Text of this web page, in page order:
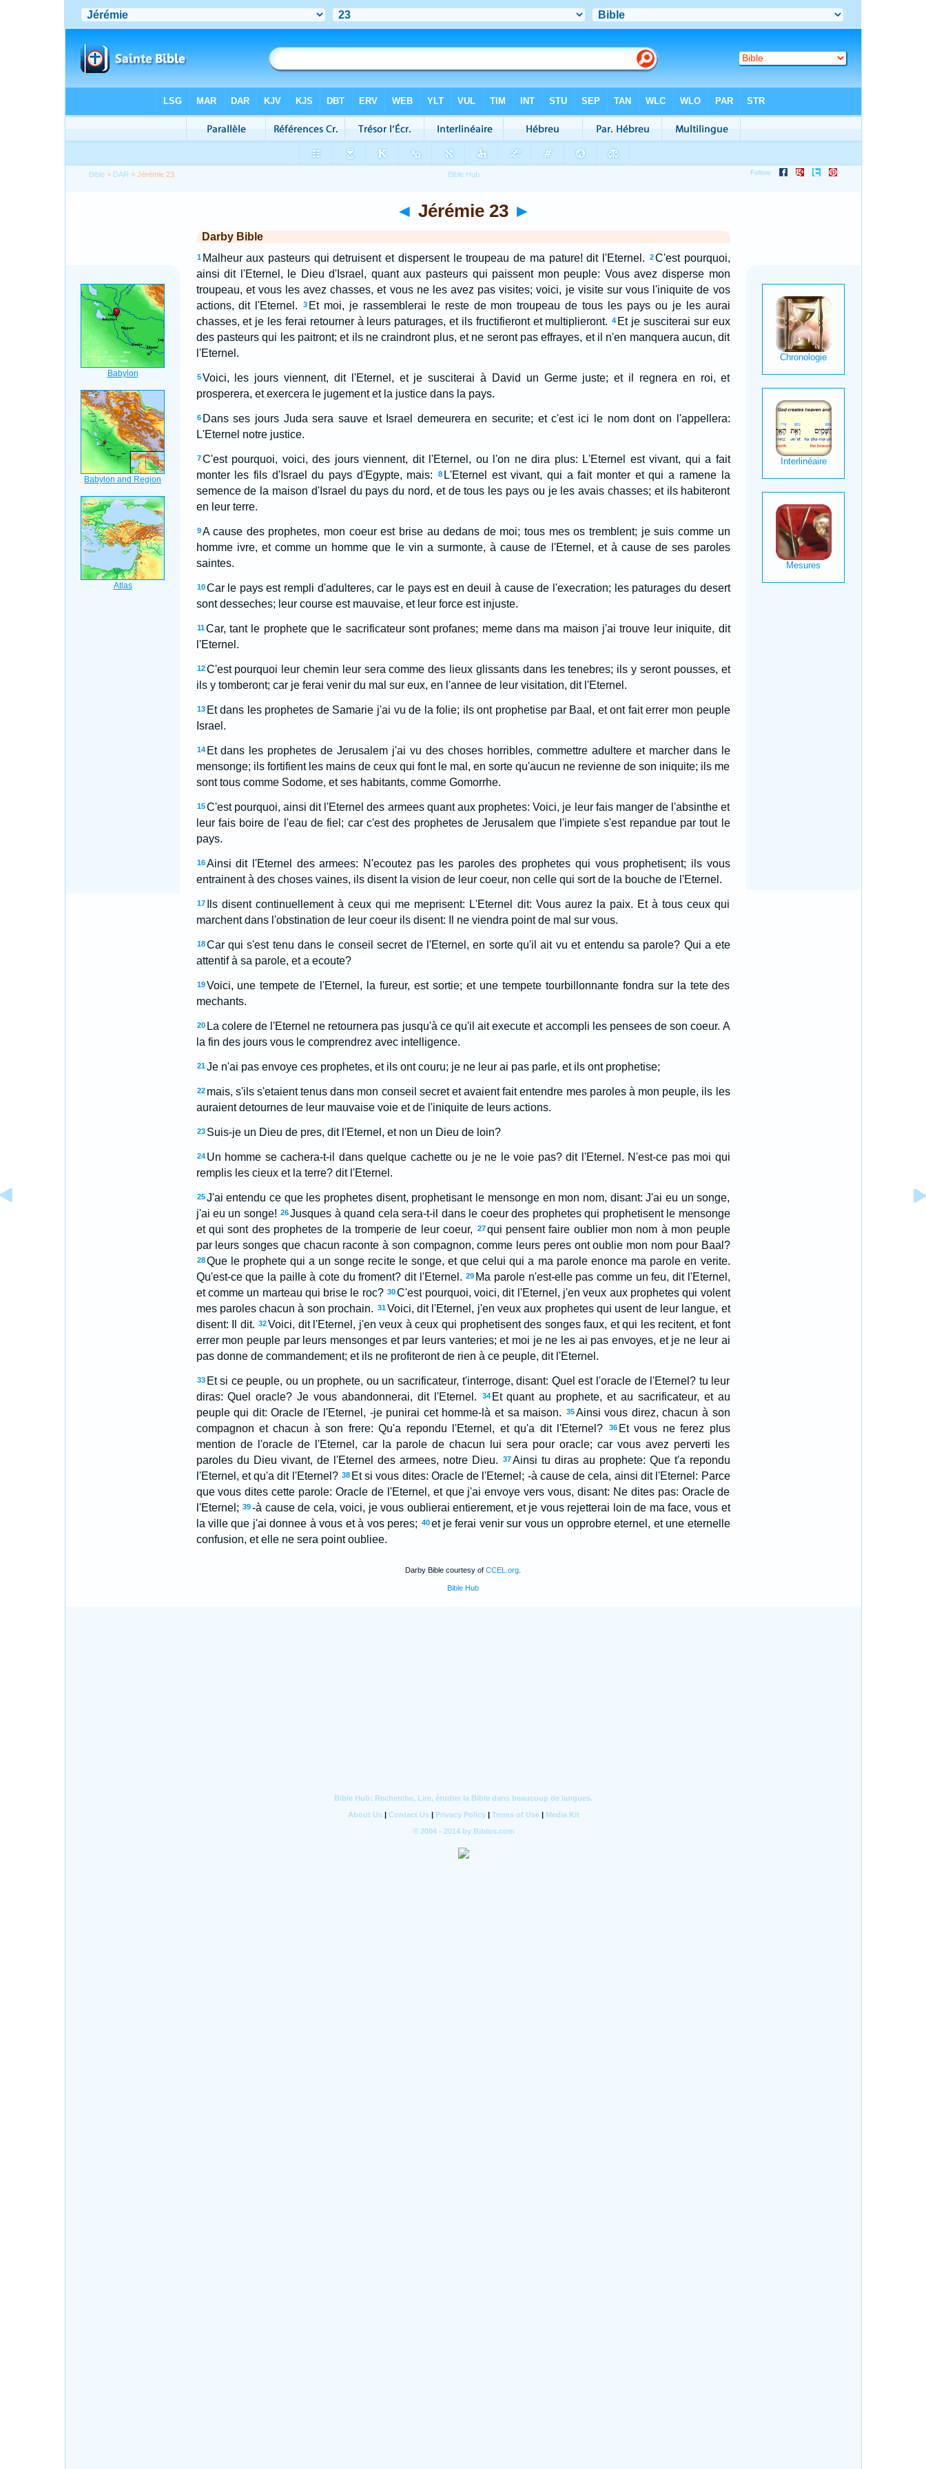
Bible > DAR > Jérémie 23
◄ Jérémie 23 ►
Darby Bible
1 Malheur aux pasteurs qui detruisent et dispersent le troupeau de ma pature! dit l'Eternel. 2C'est pourquoi,
ainsi dit l'Eternel, le Dieu d'Israel, quant aux pasteurs qui paissent mon peuple: Vous avez disperse mon
troupeau, et vous les avez chasses, et vous ne les avez pas visites; voici, je visite sur vous l'iniquite de vos
actions, dit l'Eternel.
3 Et moi, je rassemblerai le reste de mon troupeau de tous les pays ou je les aurai
chasses, et je les ferai retourner à leurs paturages, et ils fructifieront et multiplieront. 4 Et je susciterai sur eux
des pasteurs qui les paitront; et ils ne craindront plus, et ne seront pas effrayes, et il n'en manquera aucun, dit
l'Eternel.
5 Voici, les jours viennent, dit l'Eternel, et je susciterai à David un Germe juste; et il regnera en roi, et
prosperera, et exercera le jugement et la justice dans la pays.
6 Dans ses jours Juda sera sauve et Israel demeurera en securite; et c'est ici le nom dont on l'appellera:
L'Eternel notre justice.
7 C'est pourquoi, voici, des jours viennent, dit l'Eternel, ou l'on ne dira plus: L'Eternel est vivant, qui a fait
monter les fils d'Israel du pays d'Egypte, mais:
8 L'Eternel est vivant, qui a fait monter et qui a ramene la
semence de la maison d'Israel du pays du nord, et de tous les pays ou je les avais chasses; et ils habiteront
en leur terre.
9 A cause des prophetes, mon coeur est brise au dedans de moi; tous mes os tremblent; je suis comme un
homme ivre, et comme un homme que le vin a surmonte, à cause de l'Eternel, et à cause de ses paroles
saintes.
10 Car le pays est rempli d'adulteres, car le pays est en deuil à cause de l'execration; les paturages du desert
sont desseches; leur course est mauvaise, et leur force est injuste.
11 Car, tant le prophete que le sacrificateur sont profanes; meme dans ma maison j'ai trouve leur iniquite, dit
l'Eternel.
12 C'est pourquoi leur chemin leur sera comme des lieux glissants dans les tenebres; ils y seront pousses, et
ils y tomberont; car je ferai venir du mal sur eux, en l'annee de leur visitation, dit l'Eternel.
13 Et dans les prophetes de Samarie j'ai vu de la folie; ils ont prophetise par Baal, et ont fait errer mon peuple
Israel.
14 Et dans les prophetes de Jerusalem j'ai vu des choses horribles, commettre adultere et marcher dans le
mensonge; ils fortifient les mains de ceux qui font le mal, en sorte qu'aucun ne revienne de son iniquite; ils me
sont tous comme Sodome, et ses habitants, comme Gomorrhe.
15 C'est pourquoi, ainsi dit l'Eternel des armees quant aux prophetes: Voici, je leur fais manger de l'absinthe et
leur fais boire de l'eau de fiel; car c'est des prophetes de Jerusalem que l'impiete s'est repandue par tout le
pays.
16 Ainsi dit l'Eternel des armees: N'ecoutez pas les paroles des prophetes qui vous prophetisent; ils vous
entrainent à des choses vaines, ils disent la vision de leur coeur, non celle qui sort de la bouche de l'Eternel.
17
Ils disent continuellement à ceux qui me meprisent: L'Eternel dit: Vous aurez la paix. Et à tous ceux qui
marchent dans l'obstination de leur coeur ils disent: Il ne viendra point de mal sur vous.
18 Car qui s'est tenu dans le conseil secret de l'Eternel, en sorte qu'il ait vu et entendu sa parole? Qui a ete
attentif à sa parole, et a ecoute?
19 Voici, une tempete de l'Eternel, la fureur, est sortie; et une tempete tourbillonnante fondra sur la tete des
mechants.
20 La colere de l'Eternel ne retournera pas jusqu'à ce qu'il ait execute et accompli les pensees de son coeur. A
la fin des jours vous le comprendrez avec intelligence.
21 Je n'ai pas envoye ces prophetes, et ils ont couru; je ne leur ai pas parle, et ils ont prophetise;
22 mais, s'ils s'etaient tenus dans mon conseil secret et avaient fait entendre mes paroles à mon peuple, ils les
auraient detournes de leur mauvaise voie et de l'iniquite de leurs actions.
23 Suis-je un Dieu de pres, dit l'Eternel, et non un Dieu de loin?
24 Un homme se cachera-t-il dans quelque cachette ou je ne le voie pas? dit l'Eternel. N'est-ce pas moi qui
remplis les cieux et la terre? dit l'Eternel.
25 J'ai entendu ce que les prophetes disent, prophetisant le mensonge en mon nom, disant: J'ai eu un songe,
j'ai eu un songe! 26 Jusques à quand cela sera-t-il dans le coeur des prophetes qui prophetisent le mensonge
et qui sont des prophetes de la tromperie de leur coeur,
27 qui pensent faire oublier mon nom à mon peuple
par leurs songes que chacun raconte à son compagnon, comme leurs peres ont oublie mon nom pour Baal?
28 Que le prophete qui a un songe recite le songe, et que celui qui a ma parole enonce ma parole en verite.
Qu'est-ce que la paille à cote du froment? dit l'Eternel. 29 Ma parole n'est-elle pas comme un feu, dit l'Eternel,
et comme un marteau qui brise le roc? 30C'est pourquoi, voici, dit l'Eternel, j'en veux aux prophetes qui volent
mes paroles chacun à son prochain. 31 Voici, dit l'Eternel, j'en veux aux prophetes qui usent de leur langue, et
disent: Il dit. 32Voici, dit l'Eternel, j'en veux à ceux qui prophetisent des songes faux, et qui les recitent, et font
errer mon peuple par leurs mensonges et par leurs vanteries; et moi je ne les ai pas envoyes, et je ne leur ai
pas donne de commandement; et ils ne profiteront de rien à ce peuple, dit l'Eternel.
33 Et si ce peuple, ou un prophete, ou un sacrificateur, t'interroge, disant: Quel est l'oracle de l'Eternel? tu leur
diras: Quel oracle? Je vous abandonnerai, dit l'Eternel.
34 Et quant au prophete, et au sacrificateur, et au
peuple qui dit: Oracle de l'Eternel, -je punirai cet homme-là et sa maison.
35Ainsi vous direz, chacun à son
compagnon et chacun à son frere: Qu'a repondu l'Eternel, et qu'a dit l'Eternel?
36 Et vous ne ferez plus
mention de l'oracle de l'Eternel, car la parole de chacun lui sera pour oracle; car vous avez perverti les
paroles du Dieu vivant, de l'Eternel des armees, notre Dieu.
37 Ainsi tu diras au prophete: Que t'a repondu
l'Eternel, et qu'a dit l'Eternel? 38 Et si vous dites: Oracle de l'Eternel; -à cause de cela, ainsi dit l'Eternel: Parce
que vous dites cette parole: Oracle de l'Eternel, et que j'ai envoye vers vous, disant: Ne dites pas: Oracle de
l'Eternel; 39-à cause de cela, voici, je vous oublierai entierement, et je vous rejetterai loin de ma face, vous et
la ville que j'ai donnee à vous et à vos peres; 40 et je ferai venir sur vous un opprobre eternel, et une eternelle
confusion, et elle ne sera point oubliee.
Darby Bible courtesy of CCEL.org
Bible Hub